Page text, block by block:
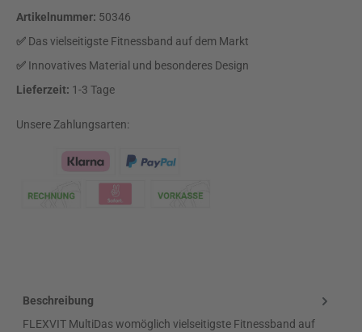
Artikelnummer: 50346
✅ Das vielseitigste Fitnessband auf dem Markt
✅ Innovatives Material und besonderes Design
Lieferzeit: 1-3 Tage
Unsere Zahlungsarten:
Beschreibung
FLEXVIT MultiDas womöglich vielseitigste Fitnessband auf